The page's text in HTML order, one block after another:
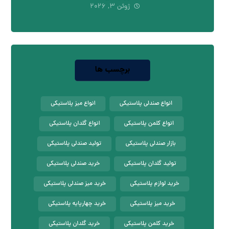
ژوئن ۳, ۲۰۲۶
برچسب ها
انواع صندلی پلاستیکی انواع میز پلاستیکی
انواع کلمن پلاستیکی انواع گلدان پلاستیکی
بازار صندلی پلاستیکی تولید صندلی پلاستیکی
تولید گلدان پلاستیکی خرید صندلی پلاستیکی
خرید لوازم پلاستیکی خرید میز صندلی پلاستیکی
خرید میز پلاستیکی خرید چهارپایه پلاستیکی
خرید کلمن پلاستیکی خرید گلدان پلاستیکی